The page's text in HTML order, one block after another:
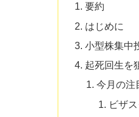
要約
はじめに
小型株集中
起死回生を
今月の注
ビザス